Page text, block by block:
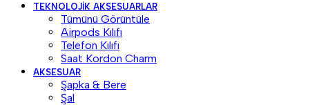
TEKNOLOJIK AKSESUARLAR
Tümünü Görüntüle
Airpods Kılıfı
Telefon Kılıfı
Saat Kordon Charm
AKSESUAR
Şapka & Bere
Şal